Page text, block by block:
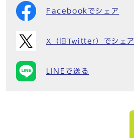
Facebookでシェア
X（旧Twitter）でシェア
LINEで送る